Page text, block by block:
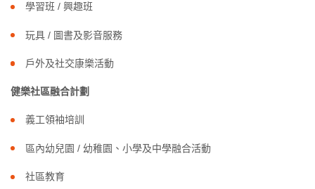
學習班 / 興趣班
玩具 / 圖書及影音服務
戶外及社交康樂活動
健樂社區融合計劃
義工領袖培訓
區內幼兒園 / 幼稚園、小學及中學融合活動
社區教育